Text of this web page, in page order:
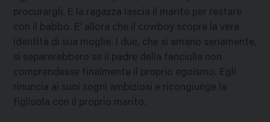
procurargli. E la ragazza lascia il marito per restare
con il babbo. E' allora che il cowboy scopre la vera
identità di sua moglie. I due, che si amano seriamente,
si separerebbero se il padre della fanciulla non
comprendesse finalmente il proprio egoismo. Egli
rinuncia ai suoi sogni ambiziosi e ricongiunge la
figliuola con il proprio marito.